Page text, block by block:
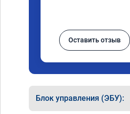
Оставить отзыв
Блок управления (ЭБУ):